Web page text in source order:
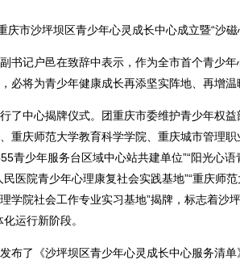
庆市沙坪坝区青少年心灵成长中心成立暨“沙磁
记户邑在致辞中表示，作为全市首个青少年
必将为青少年健康成长再添坚实阵地、再增温
中心揭牌仪式。团重庆市委维护青少年权益
重庆师范大学教育科学学院、重庆城市管理
青少年服务台区域中心站共建单位”“阳光心
民医院青少年心理康复社会实践基地”“重庆师
学院社会工作专业实习基地”揭牌，标志着沙
运行新阶段。
了《沙坪坝区青少年心灵成长中心服务清单